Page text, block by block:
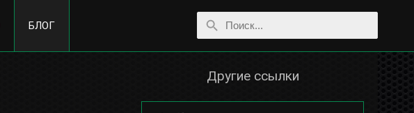
БЛОГ
Другие ссылки